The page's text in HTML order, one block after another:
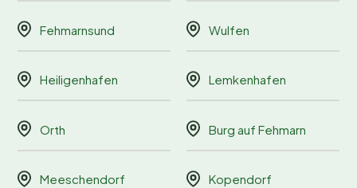
Fehmarnsund Wulfen
Heiligenhafen Lemkenhafen
Orth Burg auf Fehmarn
Meeschendorf Kopendorf